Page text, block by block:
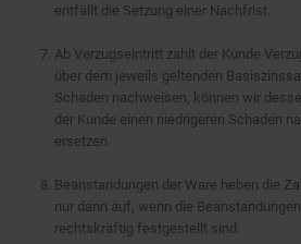
entfällt die Setzung einer Nachfrist.
Ab Verzugseintritt zahlt der Kunde
über dem jeweils geltenden
Schaden nachweisen, können wir
der Kunde einen niedrigeren Schaden
ersetzen.
Beanstandungen der Ware heben die
nur dann auf, wenn die
rechtskräftig festgestellt sind.